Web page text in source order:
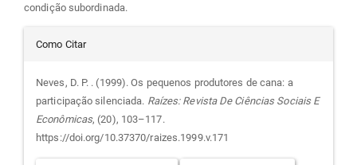
condição subordinada.
Detalhes
do
artigo
Como Citar
Neves, D. P. . (1999). Os pequenos produtores de cana: a
participação silenciada. Raízes: Revista De Ciências Sociais E
Econômicas, (20), 103–117.
https://doi.org/10.37370/raizes.1999.v.171